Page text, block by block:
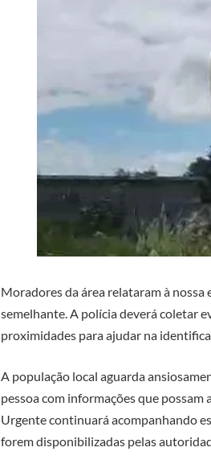
Moradores da área relataram à
semelhante. A polícia deverá coletar
proximidades para ajudar na
A população local aguarda
pessoa com informações que
Urgente continuará acompanhando
forem disponibilizadas pelas